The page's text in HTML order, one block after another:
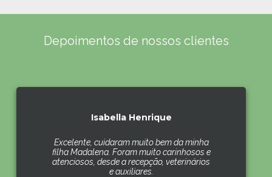
Depoimentos de nossos clientes
Isabella Henrique
Excelente, cuidaram muito bem da minha
filha Madalena. Foram muito carinhosos e
atenciosos, desde a recepção, veterinários
e auxiliares.